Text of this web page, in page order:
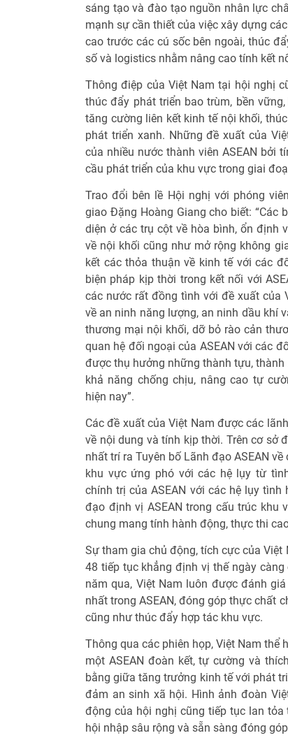
sáng tạo và đào tạo nguồn nhân lực
mạnh sự cần thiết của việc xây dựng
cao trước các cú sốc bên ngoài, thúc
số và logistics nhằm nâng cao tính kết
Thông điệp của Việt Nam tại hội nghị
thúc đẩy phát triển bao trùm, bền
tăng cường liên kết kinh tế nội khối,
phát triển xanh. Những đề xuất của
của nhiều nước thành viên ASEAN bởi
cầu phát triển của khu vực trong giai
Trao đổi bên lề Hội nghị với phóng
giao Đặng Hoàng Giang cho biết: “Các
diện ở các trụ cột về hòa bình, ổn định
về nội khối cũng như mở rộng không
kết các thỏa thuận về kinh tế với các
biện pháp kịp thời trong kết nối với
các nước rất đồng tình với đề xuất của
về an ninh năng lượng, an ninh dầu khí
thương mại nội khối, dỡ bỏ rào cản
quan hệ đối ngoại của ASEAN với các
được thụ hưởng những thành tựu,
khả năng chống chịu, nâng cao tự
hiện nay”.
Các đề xuất của Việt Nam được các
về nội dung và tính kịp thời. Trên cơ sở
nhất trí ra Tuyên bố Lãnh đạo ASEAN
khu vực ứng phó với các hệ lụy từ
chính trị của ASEAN với các hệ lụy
đạo định vị ASEAN trong cấu trúc khu
chung mang tính hành động, thực thi
Sự tham gia chủ động, tích cực của Việt
48 tiếp tục khẳng định vị thế ngày
năm qua, Việt Nam luôn được đánh
nhất trong ASEAN, đóng góp thực chất
cũng như thúc đẩy hợp tác khu vực.
Thông qua các phiên họp, Việt Nam thể
một ASEAN đoàn kết, tự cường và
bằng giữa tăng trưởng kinh tế với phát
đảm an sinh xã hội. Hình ảnh đoàn
động của hội nghị cũng tiếp tục lan
hội nhập sâu rộng và sẵn sàng đóng